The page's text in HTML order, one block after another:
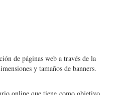
de páginas web a través de la
y tamaños de banners.